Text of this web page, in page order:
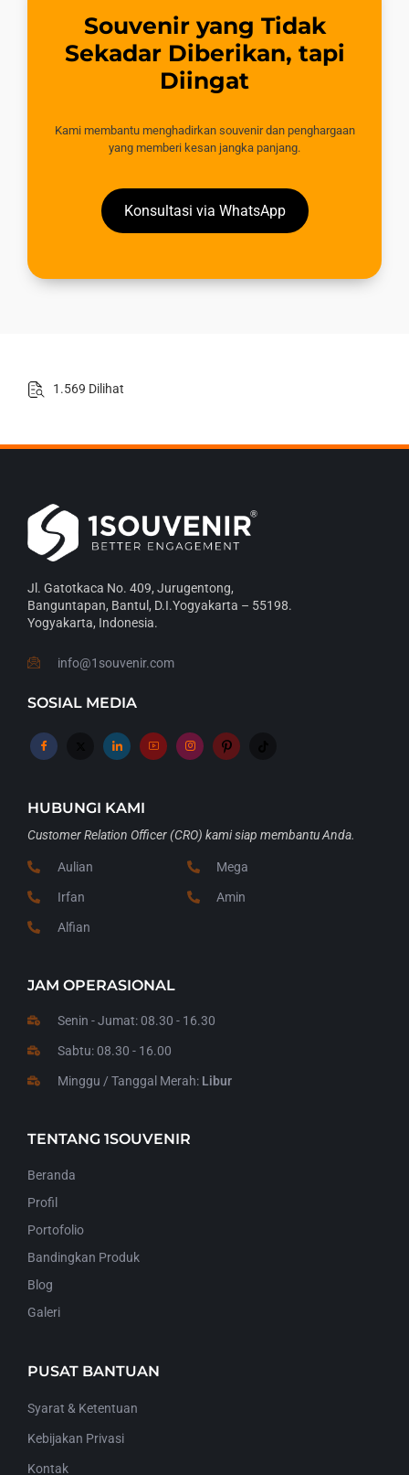
Souvenir yang Tidak
Sekadar Diberikan, tapi
Diingat
Kami membantu menghadirkan souvenir dan penghargaan
yang memberi kesan jangka panjang.
Konsultasi via WhatsApp
1.569 Dilihat
Jl. Gatotkaca No. 409, Jurugentong,
Banguntapan, Bantul, D.I.Yogyakarta – 55198.
Yogyakarta, Indonesia.
info@1souvenir.com
SOSIAL MEDIA
HUBUNGI KAMI
Customer Relation Officer (CRO) kami siap membantu Anda.
Aulian
Irfan
Alfian
Mega
Amin
JAM OPERASIONAL
Senin - Jumat: 08.30 - 16.30
Sabtu: 08.30 - 16.00
Minggu / Tanggal Merah: Libur
TENTANG 1SOUVENIR
Beranda
Profil
Portofolio
Bandingkan Produk
Blog
Galeri
PUSAT BANTUAN
Syarat & Ketentuan
Kebijakan Privasi
Kontak